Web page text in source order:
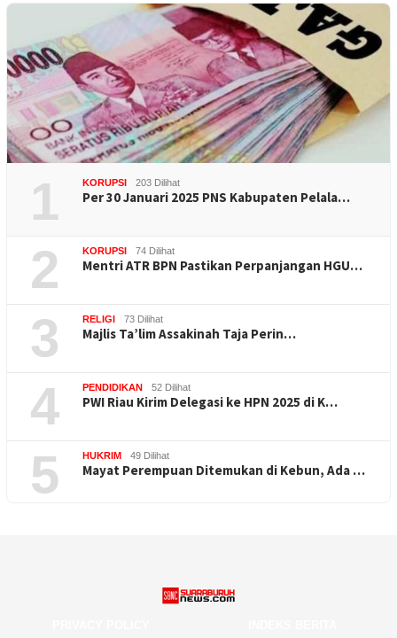
1 KORUPSI 203 Dilihat
Per 30 Januari 2025 PNS Kabupaten Pelala…
2 KORUPSI 74 Dilihat
Mentri ATR BPN Pastikan Perpanjangan HGU…
3 RELIGI 73 Dilihat
Majlis Ta’lim Assakinah Taja Perin…
4 PENDIDIKAN 52 Dilihat
PWI Riau Kirim Delegasi ke HPN 2025 di K…
5 HUKRIM 49 Dilihat
Mayat Perempuan Ditemukan di Kebun, Ada …